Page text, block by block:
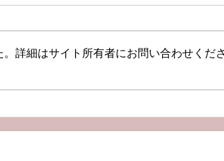
新エピソード】
【
詳細はサイト所有者にお問い合わせくださ